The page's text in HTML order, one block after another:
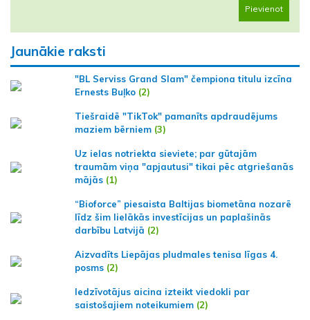
Pievienot
Jaunākie raksti
"BL Serviss Grand Slam" čempiona titulu izcīna
Ernests Buļko (2)
Tiešraidē "TikTok" pamanīts apdraudējums
maziem bērniem (3)
Uz ielas notriekta sieviete; par gūtajām
traumām viņa "apjautusi" tikai pēc atgriešanās
mājās (1)
“Bioforce” piesaista Baltijas biometāna nozarē
līdz šim lielākās investīcijas un paplašinās
darbību Latvijā (2)
Aizvadīts Liepājas pludmales tenisa līgas 4.
posms (2)
Iedzīvotājus aicina izteikt viedokli par
saistošajiem noteikumiem (2)